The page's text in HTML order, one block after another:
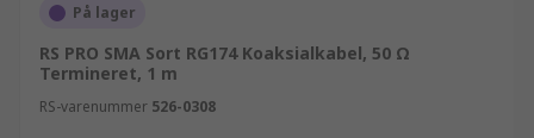
På lager
RS PRO SMA Sort RG174 Koaksialkabel, 50 Ω
Termineret, 1 m
RS-varenummer 526-0308